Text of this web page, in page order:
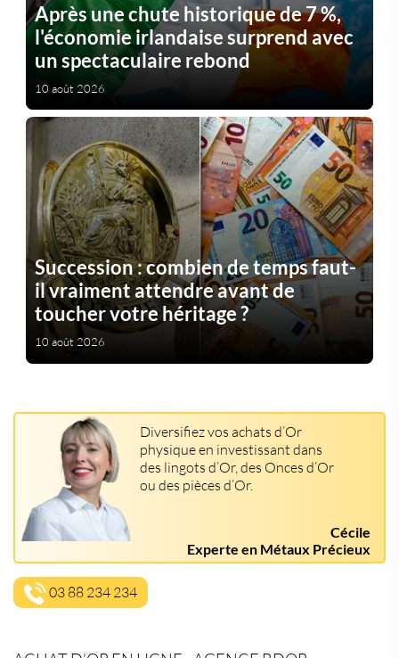
Après une chute historique de 7 %,
l'économie irlandaise surprend avec
un spectaculaire rebond
10 août 2026
Succession : combien de temps faut-
il vraiment attendre avant de
toucher votre héritage ?
10 août 2026
Diversifiez vos achats d’Or
physique en investissant dans
des lingots d’Or, des Onces d’Or
ou des pièces d’Or.
Cécile
Experte en Métaux Précieux
03 88 234 234